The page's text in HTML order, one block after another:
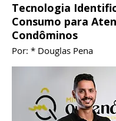
Tecnologia
Consumo para
Condôminos
Por: * Douglas Pena